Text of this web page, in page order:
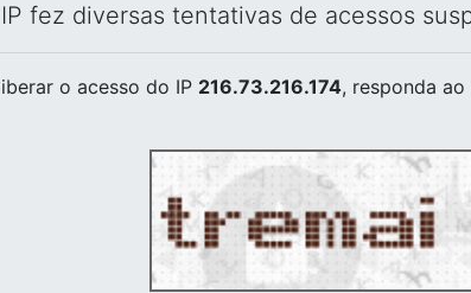
fez diversas tentativas de acessos
o acesso do IP 216.73.216.174, responda